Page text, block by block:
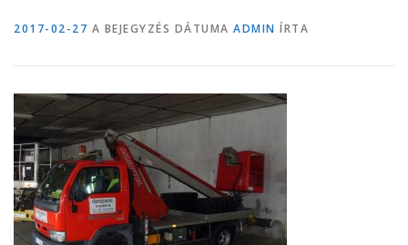
SZOLGÁLTATÁSAINK KÉPGALÉRIA
PARTNEREINK ELÉRHETŐSÉGEINK
2017-02-27 A BEJEGYZÉS DÁTUMA ADMIN ÍRTA